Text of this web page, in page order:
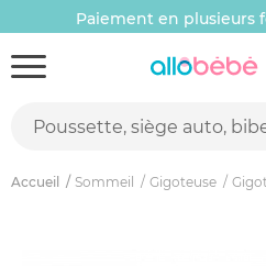
Paiement en plusieurs
Accueil Sommeil Gigoteuse